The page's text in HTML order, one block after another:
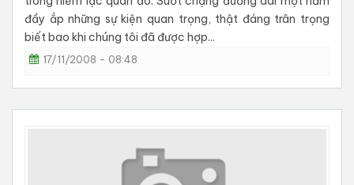
đầy ắp những sự kiện quan trọng, thật đáng trân trọng
biết bao khi chúng tôi đã được hợp...
17/11/2008 - 08:48